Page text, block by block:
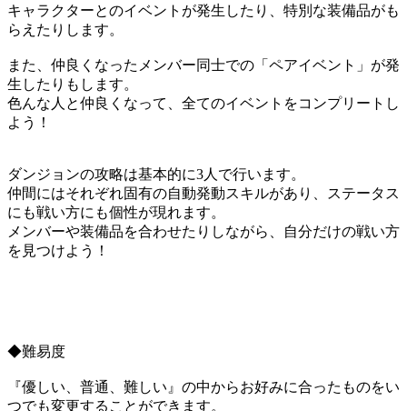
キャラクターとのイベントが発生したり、特別な装備品がも
らえたりします。
また、仲良くなったメンバー同士での「ペアイベント」が発
生したりもします。
色んな人と仲良くなって、全てのイベントをコンプリートし
よう！
ダンジョンの攻略は基本的に3人で行います。
仲間にはそれぞれ固有の自動発動スキルがあり、ステータス
にも戦い方にも個性が現れます。
メンバーや装備品を合わせたりしながら、自分だけの戦い方
を見つけよう！
◆難易度
『優しい、普通、難しい』の中からお好みに合ったものをい
つでも変更することができます。